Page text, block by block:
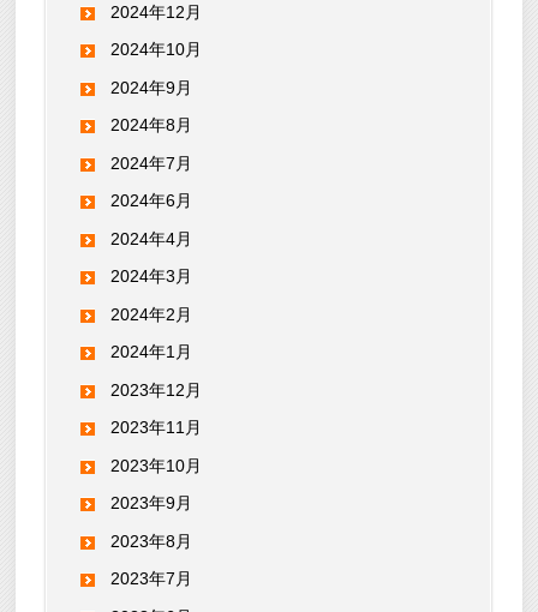
2024年12月
2024年10月
2024年9月
2024年8月
2024年7月
2024年6月
2024年4月
2024年3月
2024年2月
2024年1月
2023年12月
2023年11月
2023年10月
2023年9月
2023年8月
2023年7月